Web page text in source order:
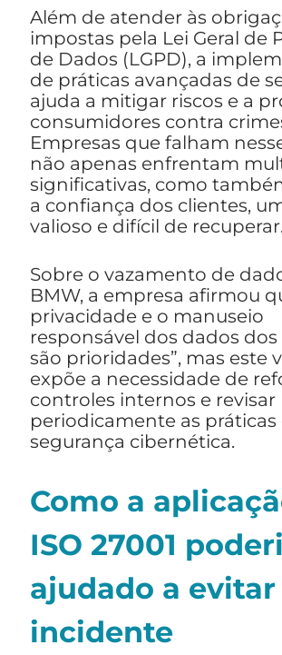
Além de atender às
impostas pela Lei Geral de
de Dados (LGPD), a
de práticas avançadas de
ajuda a mitigar riscos e a
consumidores contra
Empresas que falham
não apenas enfrentam
significativas, como
a confiança dos clientes,
valioso e difícil de recuperar.
Sobre o vazamento de
BMW, a empresa afirmou
privacidade e o manuseio
responsável dos dados
são prioridades”, mas este
expõe a necessidade de
controles internos e revisar
periodicamente as práticas
segurança cibernética.
Como a
ISO 27001
ajudado a evitar
incidente